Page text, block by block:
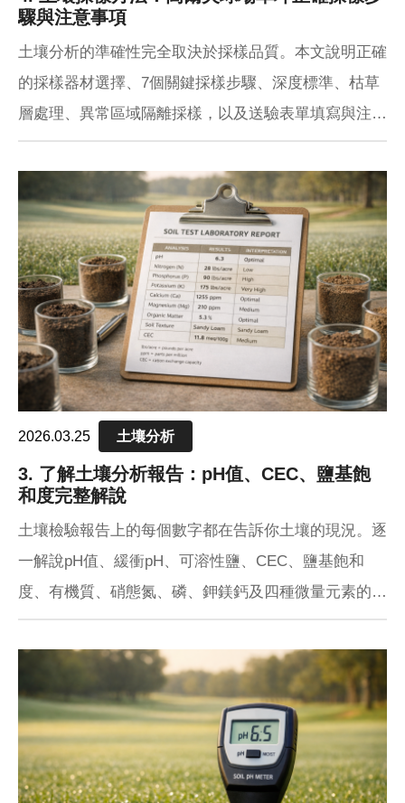
驟與注意事項
土壤分析的準確性完全取決於採樣品質。本文說明正確
的採樣器材選擇、7個關鍵採樣步驟、深度標準、枯草
層處理、異常區域隔離採樣，以及送驗表單填寫與注意
事項，幫助草坪管理者取得真正有參考價值的土壤報
告。
2026.03.25 土壤分析
3. 了解土壤分析報告：pH值、CEC、鹽基飽
和度完整解說
土壤檢驗報告上的每個數字都在告訴你土壤的現況。逐
一解說pH值、緩衝pH、可溶性鹽、CEC、鹽基飽和
度、有機質、硝態氮、磷、鉀鎂鈣及四種微量元素的判
讀方式，幫助草坪管理者真正讀懂報告、做出正確的施
肥與改良決策。